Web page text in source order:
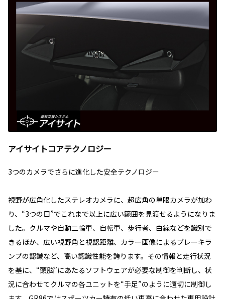
アイサイトコアテクノロジー
3つのカメラでさらに進化した安全テクノロジー
視野が広角化したステレオカメラに、超広角の単眼カメラが加わ
り、“3つの目”でこれまで以上に広い範囲を見渡せるようになりま
した。クルマや自動二輪車、自転車、歩行者、白線などを識別で
きるほか、広い視野角と視認距離、カラー画像によるブレーキラ
ンプの認識など、高い認識性能を誇ります。その情報と走行状況
を基に、“頭脳”にあたるソフトウェアが必要な制御を判断し、状
況に合わせてクルマの各ユニットを“手足”のように適切に制御し